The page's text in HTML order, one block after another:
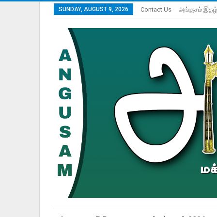
SUNDAY, AUGUST 9, 2026 Contact Us அங்குசம் இதழ்